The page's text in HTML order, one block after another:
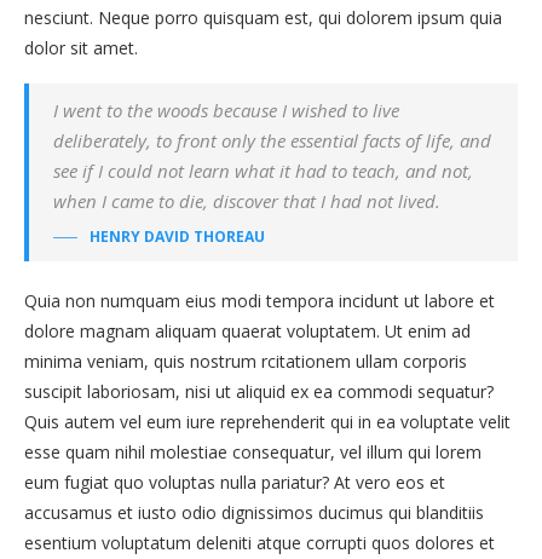
nesciunt. Neque porro quisquam est, qui dolorem ipsum quia
dolor sit amet.
I went to the woods because I wished to live
deliberately, to front only the essential facts of life, and
see if I could not learn what it had to teach, and not,
when I came to die, discover that I had not lived.
HENRY DAVID THOREAU
Quia non numquam eius modi tempora incidunt ut labore et
dolore magnam aliquam quaerat voluptatem. Ut enim ad
minima veniam, quis nostrum rcitationem ullam corporis
suscipit laboriosam, nisi ut aliquid ex ea commodi sequatur?
Quis autem vel eum iure reprehenderit qui in ea voluptate velit
esse quam nihil molestiae consequatur, vel illum qui lorem
eum fugiat quo voluptas nulla pariatur? At vero eos et
accusamus et iusto odio dignissimos ducimus qui blanditiis
esentium voluptatum deleniti atque corrupti quos dolores et